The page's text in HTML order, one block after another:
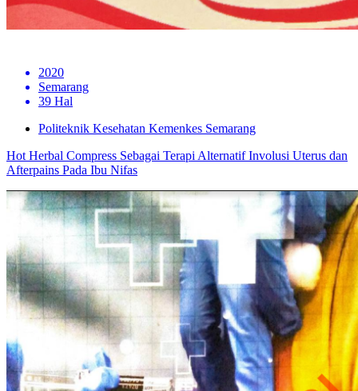
2020
Semarang
39 Hal
Politeknik Kesehatan Kemenkes Semarang
Hot Herbal Compress Sebagai Terapi Alternatif Involusi Uterus dan
Afterpains Pada Ibu Nifas